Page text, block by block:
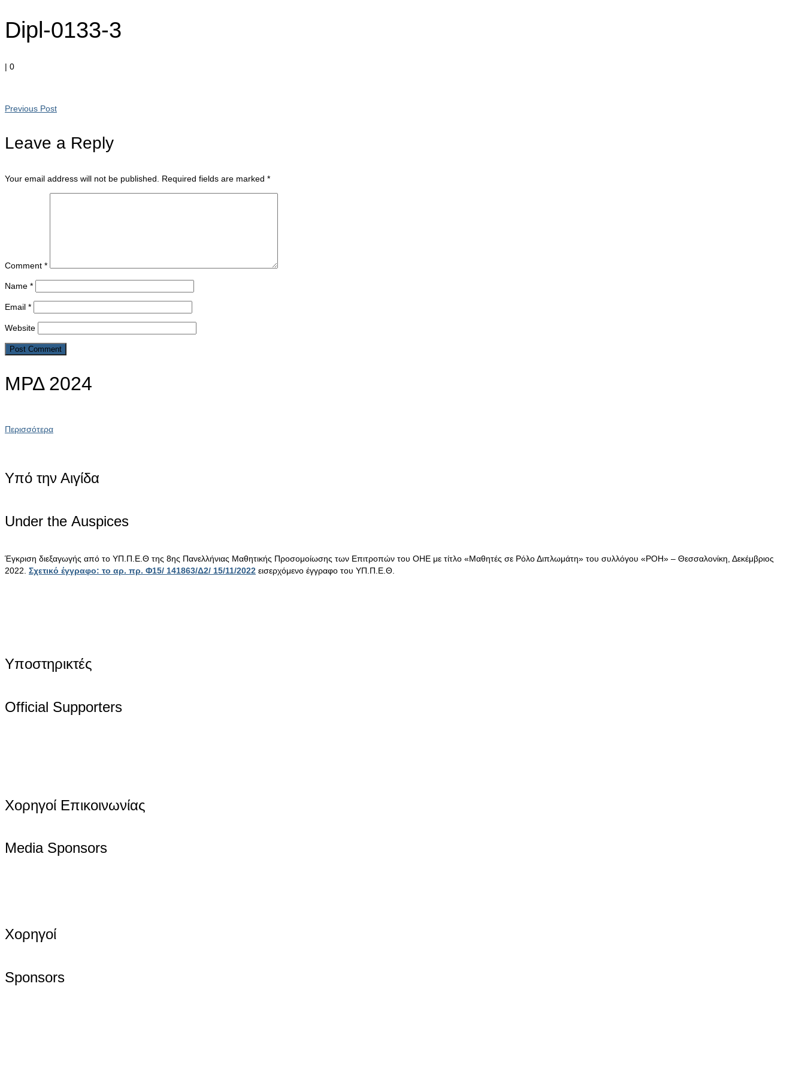
Dipl-0133-3
| 0
Previous Post
Leave a Reply
Your email address will not be published. Required fields are marked *
Comment *
Name *
Email *
Website
ΜΡΔ 2024
Περισσότερα
Υπό την Αιγίδα
Under the Αuspices
Έγκριση διεξαγωγής από το ΥΠ.Π.Ε.Θ της 8ης Πανελλήνιας Μαθητικής Προσομοίωσης των Επιτροπών του ΟΗΕ με τίτλο «Μαθητές σε Ρόλο Διπλωμάτη» του συλλόγου «ΡΟΗ» – Θεσσαλονίκη, Δεκέμβριος
2022. Σχετικό έγγραφο: το αρ. πρ. Φ15/ 141863/Δ2/ 15/11/2022 εισερχόμενο έγγραφο του ΥΠ.Π.Ε.Θ.
Υποστηρικτές
Official Supporters
Χορηγοί Επικοινωνίας
Media Sponsors
Χορηγοί
Sponsors